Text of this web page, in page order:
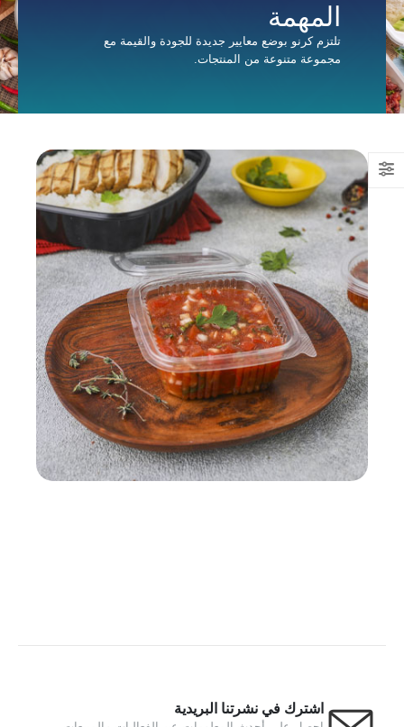
المهمة
تلتزم كرنو بوضع معايير جديدة للجودة والقيمة مع
مجموعة متنوعة من المنتجات.
اشترك في نشرتنا البريدية